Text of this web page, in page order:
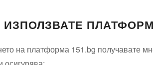
на платформа 151.bg получавате